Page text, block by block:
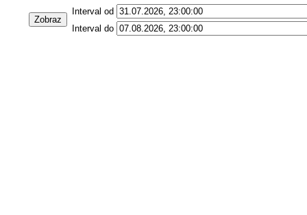
Zobraz
Interval od
Interval do